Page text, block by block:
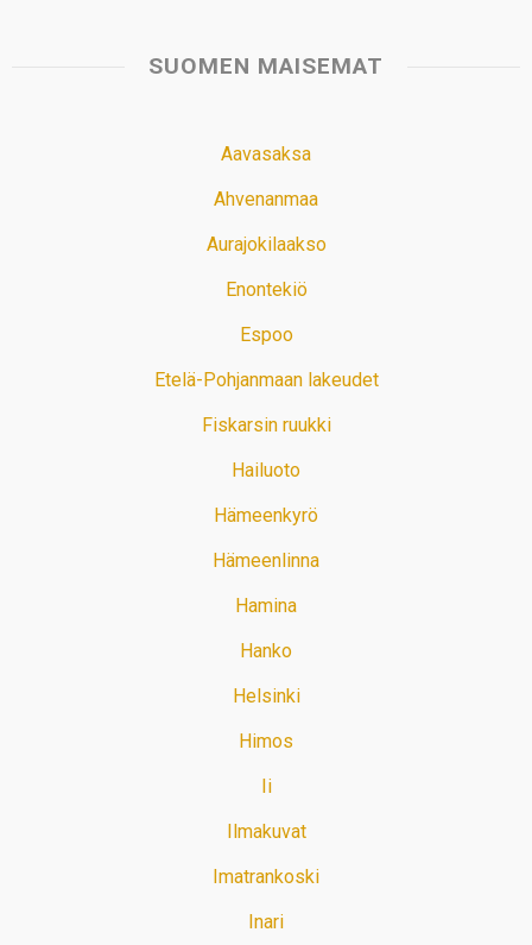
SUOMEN MAISEMAT
Aavasaksa
Ahvenanmaa
Aurajokilaakso
Enontekiö
Espoo
Etelä-Pohjanmaan lakeudet
Fiskarsin ruukki
Hailuoto
Hämeenkyrö
Hämeenlinna
Hamina
Hanko
Helsinki
Himos
Ii
Ilmakuvat
Imatrankoski
Inari